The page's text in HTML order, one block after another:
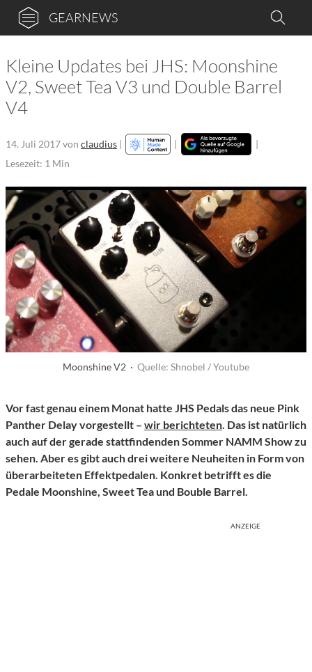
GEARNEWS
Kleine Updates bei JHS: Moonshine
V2, Sweet Tea V3 und Double Barrel
V4
14. Juli 2017von claudius | |
|
Lesezeit: 1 Min
Moonshine V2 · Quelle: Shnobel / Youtube
Vor fast genau einem Monat hatte JHS Pedals das neue Pink
Panther Delay vorgestellt – wir berichteten. Das ist natürlich
auch auf der gerade stattfindenden Sommer NAMM Show zu
sehen. Aber es gibt auch drei weitere Neuheiten in Form von
überarbeiteten Effektpedalen. Konkret betrifft es die
Pedale Moonshine, Sweet Tea und Bouble Barrel.
ANZEIGE